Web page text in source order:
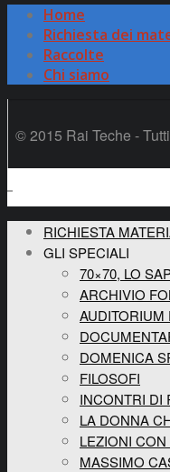
Home
Richiesta dei
Raccolte
Chi siamo
© 2015 Rai Teche -
RICHIESTA
GLI SPECIALI
70×70, LO
ARCHIVIO
AUDITORIUM
DOMENICA
FILOSOFI
INCONTRI DI
LA DONNA
LEZIONI
MASSIMO